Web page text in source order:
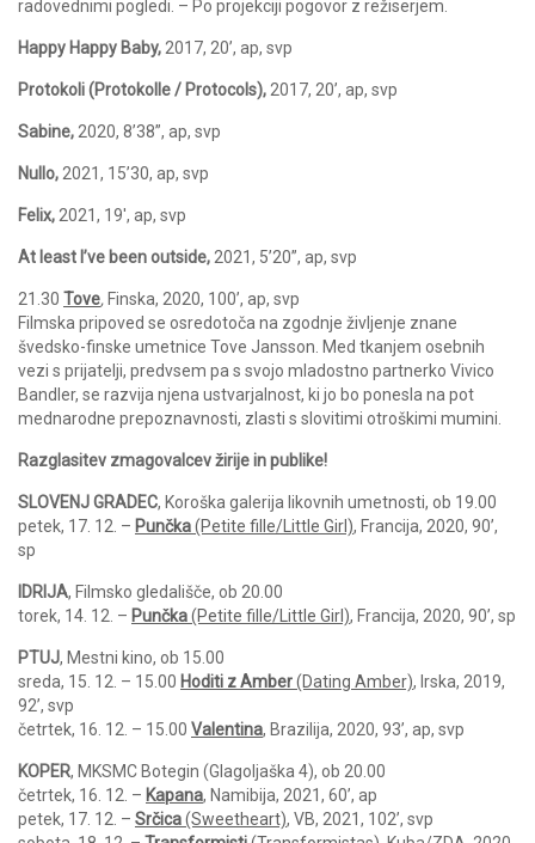
radovednimi pogledi. – Po projekciji pogovor z režiserjem.
Happy Happy Baby,2017, 20’, ap, svp
Protokoli (Protokolle / Protocols),2017, 20’, ap, svp
Sabine,2020, 8’38”, ap, svp
Nullo,2021, 15’30, ap, svp
Felix,2021, 19′, ap, svp
At least I’ve been outside,2021, 5’20”, ap, svp
21.30 Tove, Finska, 2020, 100’, ap, svp
Filmska pripoved se osredotoča na zgodnje življenje znane
švedsko-finske umetnice Tove Jansson. Med tkanjem osebnih
vezi s prijatelji, predvsem pa s svojo mladostno partnerko Vivico
Bandler, se razvija njena ustvarjalnost, ki jo bo ponesla na pot
mednarodne prepoznavnosti, zlasti s slovitimi otroškimi mumini.
Razglasitev zmagovalcev žirije in publike!
SLOVENJ GRADEC, Koroška galerija likovnih umetnosti, ob 19.00
petek, 17. 12. – Punčka(Petite fille/Little Girl), Francija, 2020, 90’,
sp
IDRIJA, Filmsko gledališče, ob 20.00
torek, 14. 12. – Punčka(Petite fille/Little Girl), Francija, 2020, 90’, sp
PTUJ, Mestni kino, ob 15.00
sreda, 15. 12. – 15.00 Hoditi z Amber(Dating Amber), Irska, 2019,
92’, svp
četrtek, 16. 12. – 15.00 Valentina, Brazilija, 2020, 93’, ap, svp
KOPER, MKSMC Botegin (Glagoljaška 4), ob 20.00
četrtek, 16. 12. – Kapana, Namibija, 2021, 60’, ap
petek, 17. 12. – Srčica(Sweetheart), VB, 2021, 102’, svp